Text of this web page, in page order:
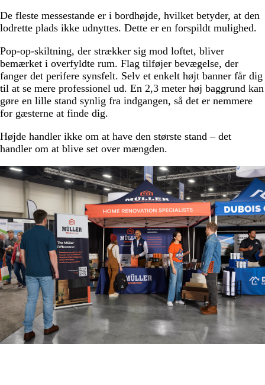
De fleste messestande er i bordhøjde, hvilket betyder, at den
lodrette plads ikke udnyttes. Dette er en forspildt mulighed.
Pop-op-skiltning, der strækker sig mod loftet, bliver
bemærket i overfyldte rum. Flag tilføjer bevægelse, der
fanger det perifere synsfelt. Selv et enkelt højt banner får dig
til at se mere professionel ud. En 2,3 meter høj baggrund kan
gøre en lille stand synlig fra indgangen, så det er nemmere
for gæsterne at finde dig.
Højde handler ikke om at have den største stand – det
handler om at blive set over mængden.